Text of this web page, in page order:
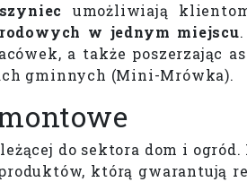
umożliwiają
w jednym miejscu
a także poszerzając
gminnych (Mini-Mrówka).
do sektora dom i
którą gwarantują